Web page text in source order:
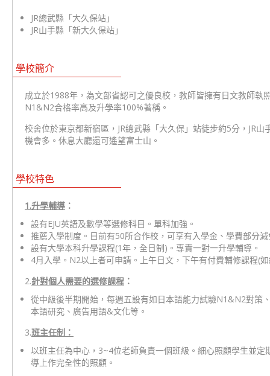
JR總武縣「大久保站」
JR山手縣「新大久保站」
學校簡介
成立於1988年，為文部省認可之優良校，教師皆擁有日文教師
N1&N2合格率高及升學率100%著稱。
校舍位於東京都新宿區，JR總武縣「大久保」站徒步約5分，JR
機會多。休息大廳還可遙望富士山。
學校特色
1.升學輔導 ：
設有EJU英語及數學等選修科目。單科加強。
推薦入學制度。目前有50所合作校，可享有入學金、學費部分
設有大學本科升學課程(1年，全日制)。專責一對一升學輔導。
4月入學。N2以上者可申請。上午日文，下午有付費輔修課程(
2.針對個人需要的選修課程 ：
從中級後半期開始，每週五設有如日本語能力試驗N1&N2對策
本語研究、廣告用語&文化等。
3.班主任制：
以班主任為中心，3~4位老師負責一個班級。細心照顧學生並
導上作完全性的照顧。